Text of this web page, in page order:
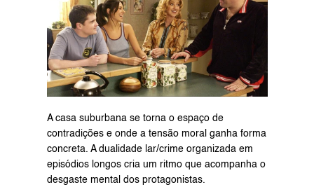
A casa suburbana se torna o espaço de
contradições e onde a tensão moral ganha forma
concreta. A dualidade lar/crime organizada em
episódios longos cria um ritmo que acompanha o
desgaste mental dos protagonistas.